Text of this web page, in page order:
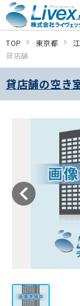
TOP 東京都
貸店舗
貸店舗の空き